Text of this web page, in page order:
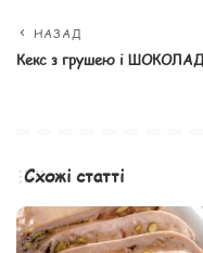
НАЗАД
Кекс з грушею і
Схожі статті